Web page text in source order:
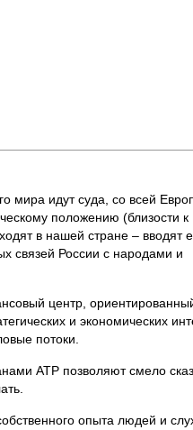
мира идут суда, со всей
положению (близости к
в нашей стране – вводят
связей России с народами и
центр,
и экономических
потоки.
АТР позволяют смело
опыта людей и